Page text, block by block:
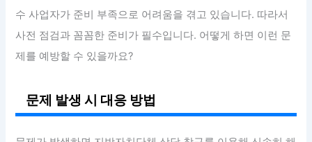
수 사업자가 준비 부족으로 어려움을 겪고 있습니다. 따라서
사전 점검과 꼼꼼한 준비가 필수입니다. 어떻게 하면 이런 문
제를 예방할 수 있을까요?
문제 발생 시 대응 방법